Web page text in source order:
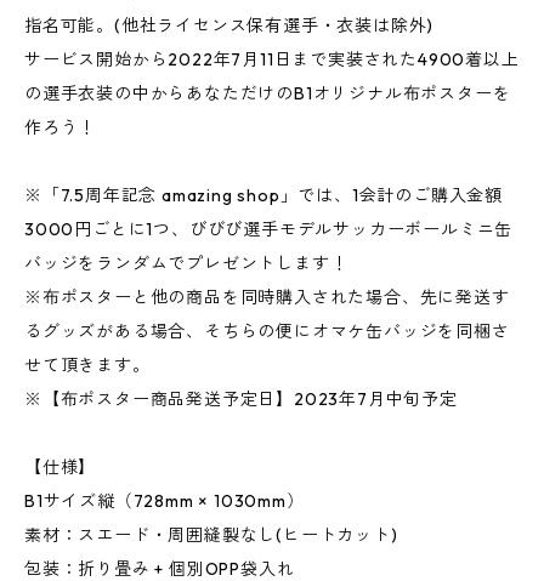
指名可能。(他社ライセンス保有選手・衣装は除外)
サービス開始から2022年7月11日まで実装された4900着以上
の選手衣装の中からあなただけのB1オリジナル布ポスターを
作ろう！
※「7.5周年記念 amazing shop」では、1会計のご購入金額
3000円ごとに1つ、びびび選手モデルサッカーボールミニ缶
バッジをランダムでプレゼントします！
※布ポスターと他の商品を同時購入された場合、先に発送す
るグッズがある場合、そちらの便にオマケ缶バッジを同梱さ
せて頂きます。
※【布ポスター商品発送予定日】2023年7月中旬予定
【仕様】
B1サイズ縦（728mm × 1030mm）
素材：スエード・周囲縫製なし(ヒートカット)
包装：折り畳み + 個別OPP袋入れ